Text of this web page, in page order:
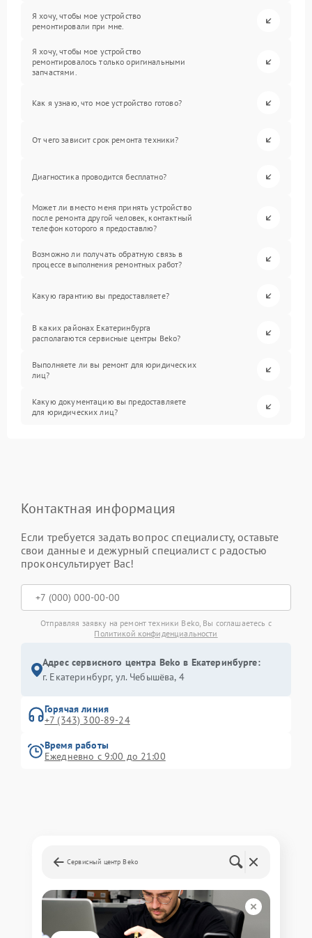
Я хочу, чтобы мое устройство
ремонтировали при мне.
Я хочу, чтобы мое устройство
ремонтировалось только оригинальными
запчастями.
Как я узнаю, что мое устройство готово?
От чего зависит срок ремонта техники?
Диагностика проводится бесплатно?
Может ли вместо меня принять устройство
после ремонта другой человек, контактный
телефон которого я предоставлю?
Возможно ли получать обратную связь в
процессе выполнения ремонтных работ?
Какую гарантию вы предоставляете?
В каких районах Екатеринбурга
располагаются сервисные центры Beko?
Выполняете ли вы ремонт для юридических
лиц?
Какую документацию вы предоставляете
для юридических лиц?
Контактная информация
Если требуется задать вопрос специалисту, оставьте
свои данные и дежурный специалист с радостью
проконсультирует Вас!
Отправляя заявку на ремонт техники Beko, Вы соглашаетесь с
Политикой конфиденциальности
Адрес сервисного центра Beko в Екатеринбурге:
г. Екатеринбург, ул. Чебышёва, 4
Горячая линия
+7 (343) 300-89-24
Время работы
Ежедневно с 9:00 до 21:00
Сервисный центр Beko